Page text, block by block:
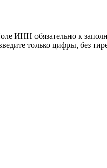
ИНН обязательно к
только цифры, без